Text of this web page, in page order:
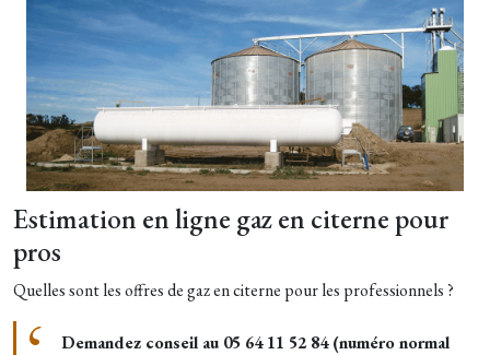
Estimation en ligne gaz en citerne pour
pros
Quelles sont les offres de gaz en citerne pour les professionnels ?
Demandez conseil au 05 64 11 52 84 (numéro normal